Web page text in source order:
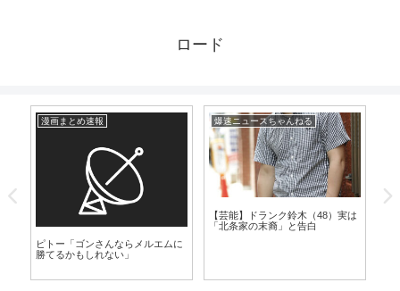
ロード
漫画まとめ速報
ピトー「ゴンさんならメルエムに
勝てるかもしれない」
爆速ニュースちゃんねる
【芸能】ドランク鈴木（48）実は
「北条家の末裔」と告白